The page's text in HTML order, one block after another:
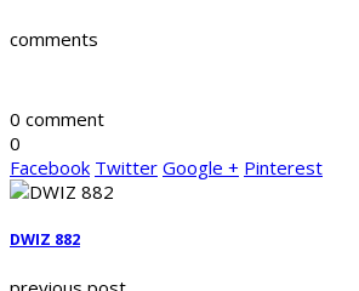
comments
0 comment
0
Facebook Twitter Google + Pinterest
DWIZ 882